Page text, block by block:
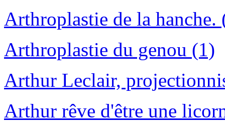
Arthroplastie de la hanche.
Arthroplastie du genou (1)
Arthur Leclair,
Arthur rêve d'être une